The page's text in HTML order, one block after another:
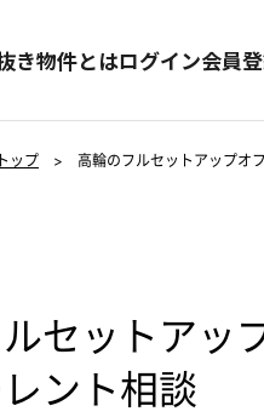
き物件とはログイン会員
ップ > 高輪のフルセットアップ
ルセットア
ント相談